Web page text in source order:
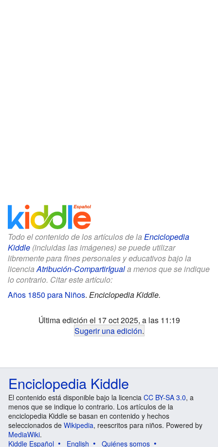
Todo el contenido de los artículos de la Enciclopedia
Kiddle (incluidas las imágenes) se puede utilizar
libremente para fines personales y educativos bajo la
licenciaAtribución-CompartirIguala menos que se indique
lo contrario. Citar este artículo:
Años 1850 para Niños. Enciclopedia Kiddle.
Última edición el 17 oct 2025, a las 11:19
Sugerir una edición.
Enciclopedia Kiddle
El contenido está disponible bajo la licencia CC BY-SA 3.0, a
menos que se indique lo contrario. Los artículos de la
enciclopedia Kiddle se basan en contenido y hechos
seleccionados de Wikipedia, reescritos para niños. Powered by
MediaWiki.
Kiddle Español
English Quiénes somos